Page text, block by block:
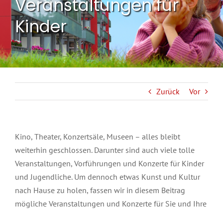
Veranstaltungen für
Kinder
Zurück Vor
Kino, Theater, Konzertsäle, Museen – alles bleibt
weiterhin geschlossen. Darunter sind auch viele tolle
Veranstaltungen, Vorführungen und Konzerte für Kinder
und Jugendliche. Um dennoch etwas Kunst und Kultur
nach Hause zu holen, fassen wir in diesem Beitrag
mögliche Veranstaltungen und Konzerte für Sie und Ihre